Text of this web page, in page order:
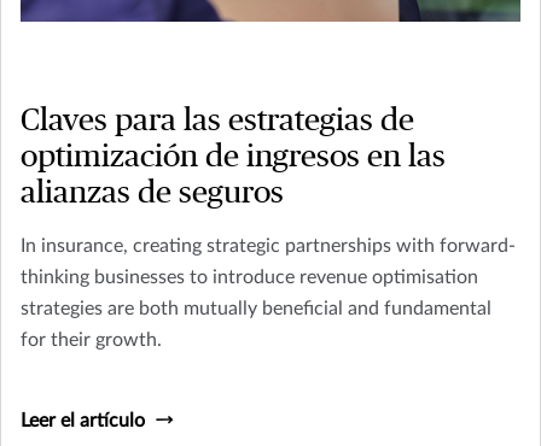
Claves para las estrategias de
optimización de ingresos en las
alianzas de seguros
In insurance, creating strategic partnerships with forward-
thinking businesses to introduce revenue optimisation
strategies are both mutually beneficial and fundamental
for their growth.
Leer el artículo